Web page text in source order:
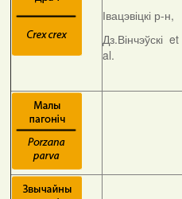
Івацэвіцкі р-н,
Дз.Вінчэўскі et
al.